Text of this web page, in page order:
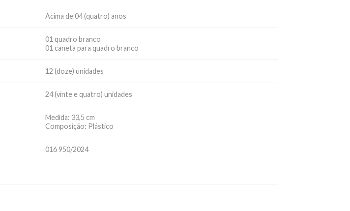
Acima de 04 (quatro) anos
01 quadro branco
01 caneta para quadro branco
12 (doze) unidades
24 (vinte e quatro) unidades
Medida: 33,5 cm
Composição: Plástico
016 950/2024